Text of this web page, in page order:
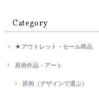
Category
★アウトレット・セール商品
原画作品・アート
原画（デザインで選ぶ）